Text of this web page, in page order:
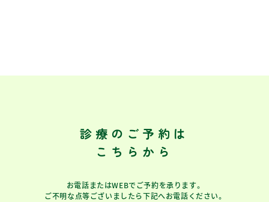
診療のご予約は
こちらから
お電話またはWEBでご予約を承ります。
ご不明な点等ございましたら下記へお電話ください。